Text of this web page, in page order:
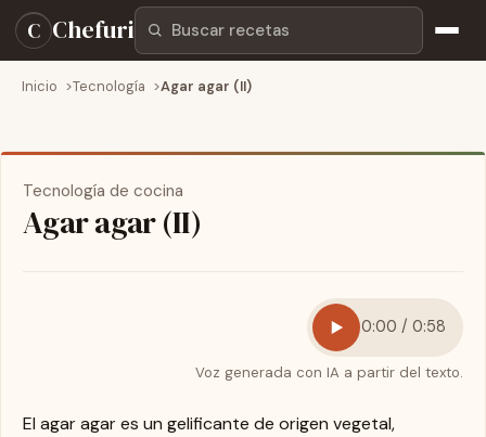
C ChefuriBuscar recetas
Inicio Tecnología Agar agar (II)
Tecnología de cocina
Agar agar (II)
0:00 / 0:58
Voz generada con IA a partir del texto.
El agar agar es un gelificante de origen vegetal,